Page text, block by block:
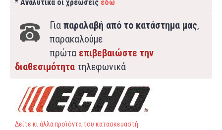
* Αναλυτικά οι χρεώσεις εδώ
Για παραλαβή από το κατάστημα μας,
παρακαλούμε
πρώτα επιβεβαιώστε την
διαθεσιμότητα τηλεφωνικά
Δείτε κι άλλα προϊόντα του κατασκευαστή